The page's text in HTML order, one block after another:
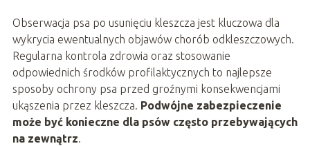
Obserwacja psa po usunięciu kleszcza jest kluczowa dla
wykrycia ewentualnych objawów chorób odkleszczowych.
Regularna kontrola zdrowia oraz stosowanie
odpowiednich środków profilaktycznych to najlepsze
sposoby ochrony psa przed groźnymi konsekwencjami
ukąszenia przez kleszcza. Podwójne zabezpieczenie
może być konieczne dla psów często przebywających
na zewnątrz.